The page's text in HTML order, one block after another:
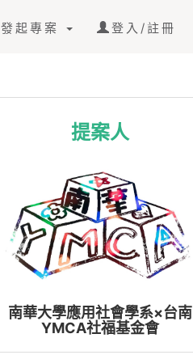
發起專案 登入/註冊
提案人
南華大學應用社會學系×台南
YMCA社福基金會